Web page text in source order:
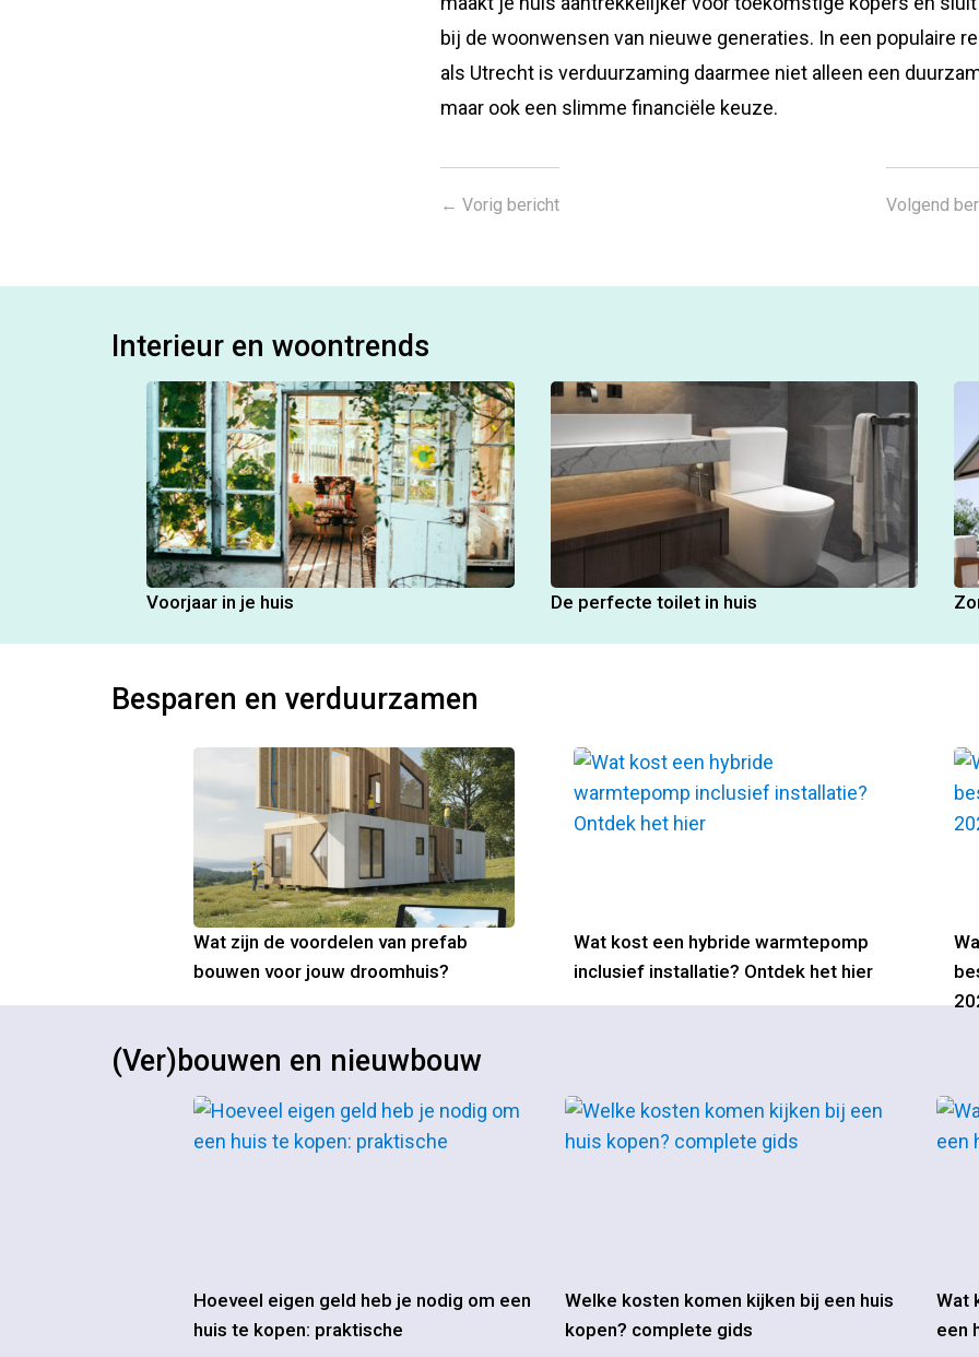
bij de woonwensen van nieuwe generaties. In een populaire
als Utrecht is verduurzaming daarmee niet alleen een
maar ook een slimme financiële keuze.
←Vorig bericht Volgend
Interieur en woontrends
Voorjaar in je huis De perfecte toilet in huis
Besparen en verduurzamen
Wat zijn de voordelen van prefab
bouwen voor jouw droomhuis?
Wat kost een hybride warmtepomp
inclusief installatie? Ontdek het hier
(Ver)bouwen en nieuwbouw
Hoeveel eigen geld heb je nodig om een
huis te kopen: praktische
Welke kosten komen kijken bij een huis
kopen? complete gids
Wat
een